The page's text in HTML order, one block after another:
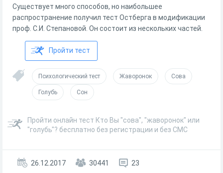
Существует много способов, но наибольшее
распространение получил тест Остберга в модификации
проф. С.И. Степановой. Он состоит из нескольких частей.
Пройти тест
Психологический тест Жаворонок Сова
Голубь Сон
Пройти онлайн тест Кто Вы "сова", "жаворонок" или
"голубь"? бесплатно без регистрации и без СМС
26.12.2017 30441 23